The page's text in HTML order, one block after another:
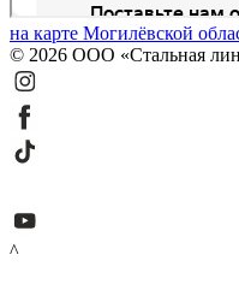
на карте Могилёвской
© 2026 ООО «Стальная
^